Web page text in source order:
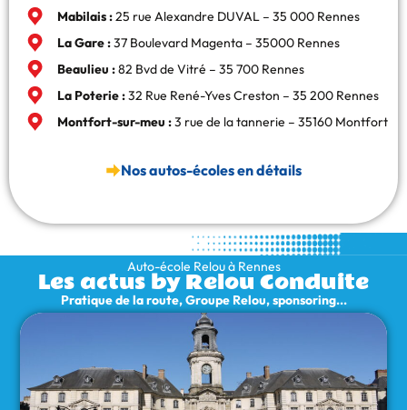
Mabilais :25 rue Alexandre DUVAL – 35 000 Rennes
La Gare :37 Boulevard Magenta – 35000 Rennes
Beaulieu :82 Bvd de Vitré – 35 700 Rennes
La Poterie :32 Rue René-Yves Creston – 35 200 Rennes
Montfort-sur-meu :3 rue de la tannerie – 35160 Montfort
Nos autos-écoles en détails
Auto-école Relou à Rennes
Les actus by Relou Conduite
Pratique de la route, Groupe Relou, sponsoring...